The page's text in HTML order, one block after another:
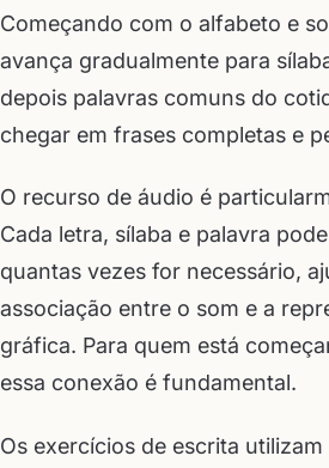
Começando com o alfabeto e
avança gradualmente para
depois palavras comuns do
chegar em frases completas e
O recurso de áudio é
Cada letra, sílaba e palavra
quantas vezes for necessário,
associação entre o som e a
gráfica. Para quem está
essa conexão é fundamental.
Os exercícios de escrita